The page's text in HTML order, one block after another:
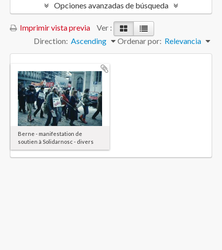
Opciones avanzadas de búsqueda
Imprimir vista previa
Ver :
Ordenar por: Relevancia
Direction: Ascending
Berne - manifestation de
soutien à Solidarnosc - divers